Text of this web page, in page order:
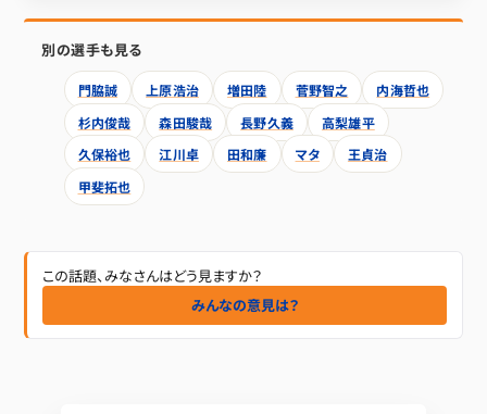
別の選手も見る
門脇誠 上原浩治 増田陸 菅野智之
内海哲也
杉内俊哉
森田駿哉 長野久義
高梨雄平
久保裕也
江川卓 田和廉 マタ
王貞治
甲斐拓也
この話題、みなさんはどう見ますか？
みんなの意見は？